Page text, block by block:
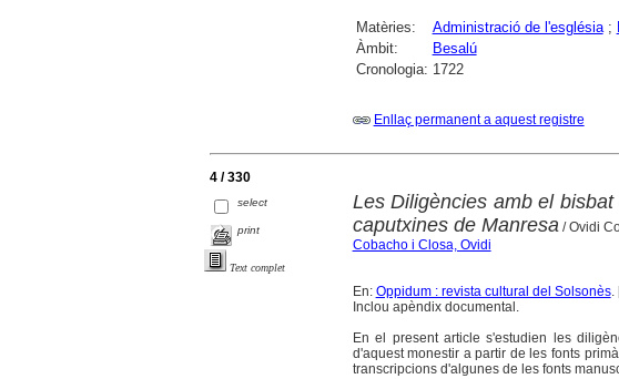
Matèries: Administració de l'església;
Àmbit:
Besalú
Cronologia: 1722
Enllaç permanent a aquest registre
4 / 330
select
print
Text complet
Les Diligències amb el
caputxines de Manresa/ Ovidi
Cobacho i Closa, Ovidi
En: Oppidum : revista cultural del Solsonès.
Inclou apèndix documental.
En el present article s'estudien les
d'aquest monestir a partir de les fonts
transcripcions d'algunes de les fonts